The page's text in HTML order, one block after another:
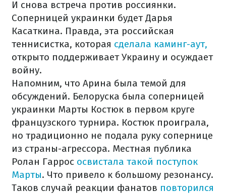
И снова встреча против россиянки.
Соперницей украинки будет Дарья
Касаткина. Правда, эта российская
теннисистка, которая сделала каминг-аут,
открыто поддерживает Украину и осуждает
войну.
Напомним, что Арина была темой для
обсуждений. Белоруска была соперницей
украинки Марты Костюк в первом круге
французского турнира. Костюк проиграла,
но традиционно не подала руку сопернице
из страны-агрессора. Местная публика
Ролан Гаррос освистала такой поступок
Марты. Что привело к большому резонансу.
Таков случай реакции фанатов повторился